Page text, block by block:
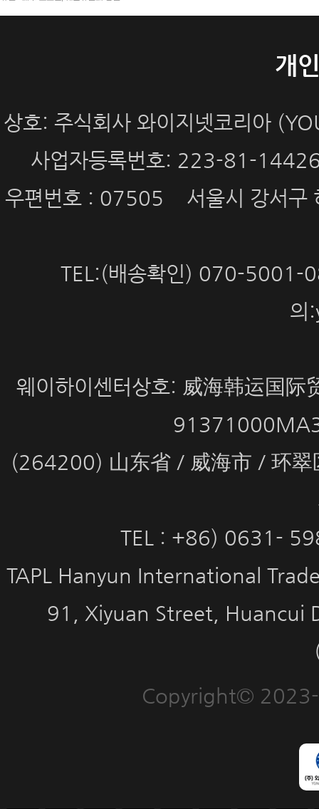
개
상호: 주식회사 와이지넷코리아
사업자등록번호: 223-81-
우편번호 : 07505 서울시 강서구
TEL:(배송확인) 070-
의
웨이하이센터상호: 威海韩运国
(264200) 山东省 / 威海市 / 环
TEL : +86) 0631-
TAPL Hanyun International
91, Xiyuan Street, Huancui
Copyright©